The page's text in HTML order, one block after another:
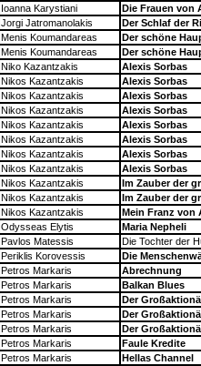
Ioanna Karystiani
Die Frauen von
Jorgi Jatromanolakis
Der Schlaf der
Menis Koumandareas
Der schöne
Menis Koumandareas
Der schöne
Niko Kazantzakis
Alexis Sorbas
Nikos Kazantzakis
Alexis Sorbas
Nikos Kazantzakis
Alexis Sorbas
Nikos Kazantzakis
Alexis Sorbas
Nikos Kazantzakis
Alexis Sorbas
Nikos Kazantzakis
Alexis Sorbas
Nikos Kazantzakis
Alexis Sorbas
Nikos Kazantzakis
Alexis Sorbas
Nikos Kazantzakis
Im Zauber der
Nikos Kazantzakis
Im Zauber der
Nikos Kazantzakis
Mein Franz von
Odysseas Elytis
Maria Nepheli
Pavlos Matessis
Die Tochter der
Periklis Korovessis
Die
Petros Markaris
Abrechnung
Petros Markaris
Balkan Blues
Petros Markaris
Der
Petros Markaris
Der
Petros Markaris
Der
Petros Markaris
Faule Kredite
Petros Markaris
Hellas Channel